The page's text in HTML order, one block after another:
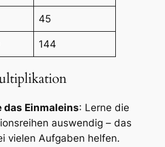
45
144
das Einmaleins: Lerne die
auswendig – das
vielen Aufgaben helfen.